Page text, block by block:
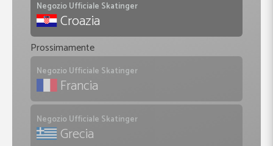
Negozio Ufficiale Skatinger
Croazia
Prossimamente
Negozio Ufficiale Skatinger
Francia
Negozio Ufficiale Skatinger
Grecia